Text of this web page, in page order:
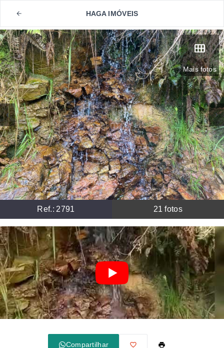
HAGA IMÓVEIS
Mais fotos
Ref.: 2791 21 fotos
Compartilhar